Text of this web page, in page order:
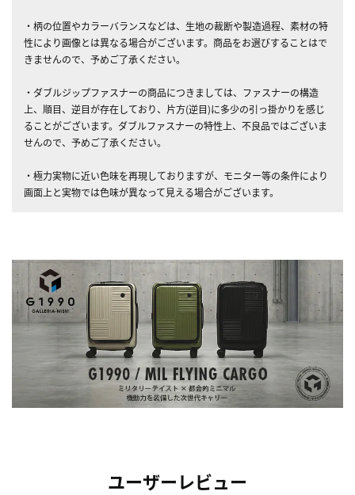
・柄の位置やカラーバランスなどは、生地の裁断や製造過程、素材の特
性により画像とは異なる場合がございます。商品をお選びすることはで
きませんので、予めご了承ください。
・ダブルジップファスナーの商品につきましては、ファスナーの構造
上、順目、逆目が存在しており、片方(逆目)に多少の引っ掛かりを感じ
ることがございます。ダブルファスナーの特性上、不良品ではございま
せんので、予めご了承ください。
・極力実物に近い色味を再現しておりますが、モニター等の条件により
画面上と実物では色味が異なって見える場合がございます。
ユーザーレビュー